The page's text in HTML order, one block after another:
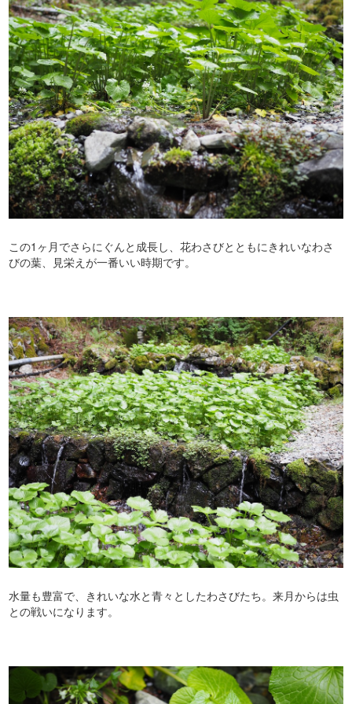
この1ヶ月でさらにぐんと成長し、花わさびとともにきれいなわさ
びの葉、見栄えが一番いい時期です。
水量も豊富で、きれいな水と青々としたわさびたち。来月からは虫
との戦いになります。